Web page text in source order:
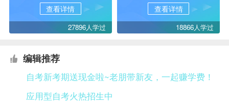
查看详情
27896人学过
查看详情
18866人学过
编辑推荐
自考新考期送现金啦~老朋带新友，一起赚学费！
应用型自考火热招生中